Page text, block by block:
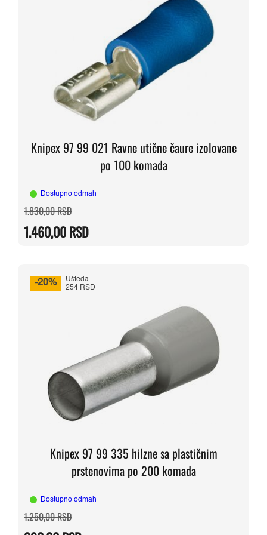
Knipex 97 99 021 Ravne utične čaure izolovane
po 100 komada
Dostupno odmah
1.830,00RSDOriginalna
cena
bila:
1.830,00 RSD.
1.460,00RSD
Trenutna
cena
1.460,00 RSD.
-20%
Ušteda
254 RSD
Knipex 97 99 335 hilzne sa plastičnim
prstenovima po 200 komada
Dostupno odmah
1.250,00RSDOriginalna
cena
Trenutna
cena